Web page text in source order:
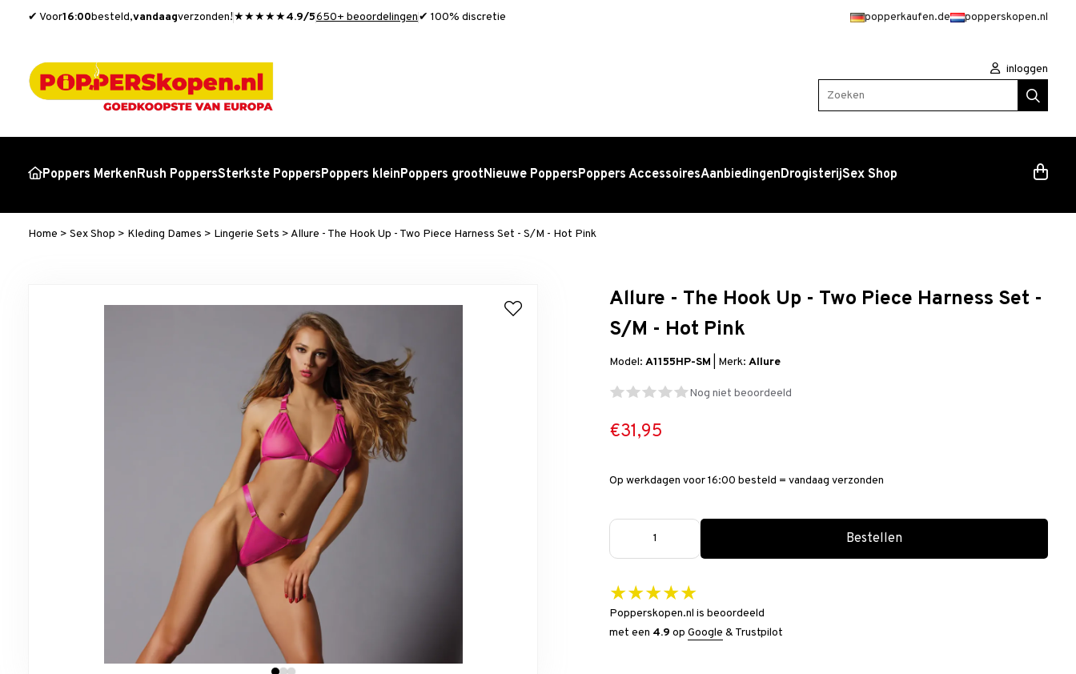
✔ Voor16:00besteld,vandaagverzonden!★★★★★4.9/5650+ beoordelingen✔ 100% discretie popperkaufen.de popperskopen.nl
inloggen
Zoeken
Poppers MerkenRush PoppersSterkste PoppersPoppers kleinPoppers grootNieuwe PoppersPoppers AccessoiresAanbiedingenDrogisterijSex Shop
Home > Sex Shop > Kleding Dames > Lingerie Sets >Allure - The Hook Up - Two Piece Harness Set - S/M - Hot Pink
Allure - The Hook Up - Two Piece Harness Set -
S/M - Hot Pink
Model:A1155HP-SM Merk:Allure
Nog niet beoordeeld
€31,95
Op werkdagen voor 16:00 besteld = vandaag verzonden
Bestellen
★★★★★
Popperskopen.nl is beoordeeld
met een 4.9 opGoogle & Trustpilot